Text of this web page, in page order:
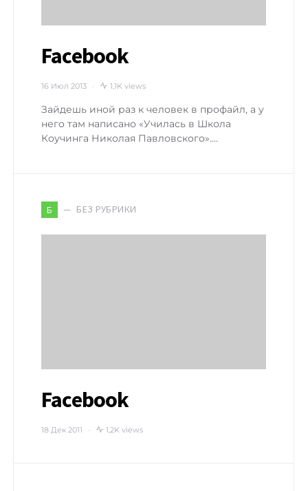
Facebook
16 Июл 2013 1,1K views
Зайдешь иной раз к человек в профайл, а у
него там написано «Училась в Школа
Коучинга Николая Павловского».…
Б БЕЗ РУБРИКИ
Facebook
18 Дек 2011 1,2K views